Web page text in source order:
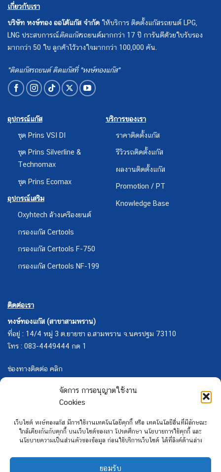
จัดการ การอนุญาตใช้งาน
Cookies
เว็บไซต์ หงษ์ทองแก๊ส มีการใช้งานเทคโนโลยีคุกกี้ หรือ เทคโนโลยีอื่นที่มีลักษณะ
ใกล้เคียงกันกับคุกกี้ บนเว็บไซต์ของเรา โปรดศึกษา นโยบายการใช้คุกกี้ และ
นโยบายความเป็นส่วนตัวของข้อมูล ก่อนใช้บริการเว็บไซต์ ได้ที่ลิงค์ด้านล่าง
ยอมรับ
เกี่ยวกับเรา
บริษัท หงษ์ทอง ออโต้แก๊ส จำกัด ให้บริการ ติดตั้งแก๊สรถยนต์ LPG,
LNG ประสบการณ์ติดแก๊สรถยนต์มากกว่า 17 ปี การันตีด้วยใบรับรอง
มากกว่า 50 ใบ ลูกค้าไว้วางใจมากกว่า 100,000 คัน.
"ติดแก๊สรถยนต์ ติดแก๊สที่ "หงษ์ทองแก๊ส"
อุปกรณ์แก๊ส
ชุด Prins VSI DI
ชุด Prins Silverline &
Technomax
ชุด Prins Ecomax
อุปกรณ์เสริม
Oxyhtech ล้างเครืองยนต์
กรองแก๊ส Certools
กรองแก๊ส Certools F-750
กรองแก๊ส Certools NF-199
บริการของเรา
ราคาติดตั้งแก๊ส
รีวิวรถติดตั้งแก๊ส
ผลงานติดตั้งแก๊ส
Promotion / PT
Knowledge Base
ติดต่อเรา
หงษ์ทองแก๊ส (สาขาสามพราน)
ที่อยู่ : 14/4 หมู่ 3 ต.ยายชา อ.สามพราน จ.นครปฐม 73110
โทร : 083-4449444 กด 1
ช่องทางติดต่อ คลิก